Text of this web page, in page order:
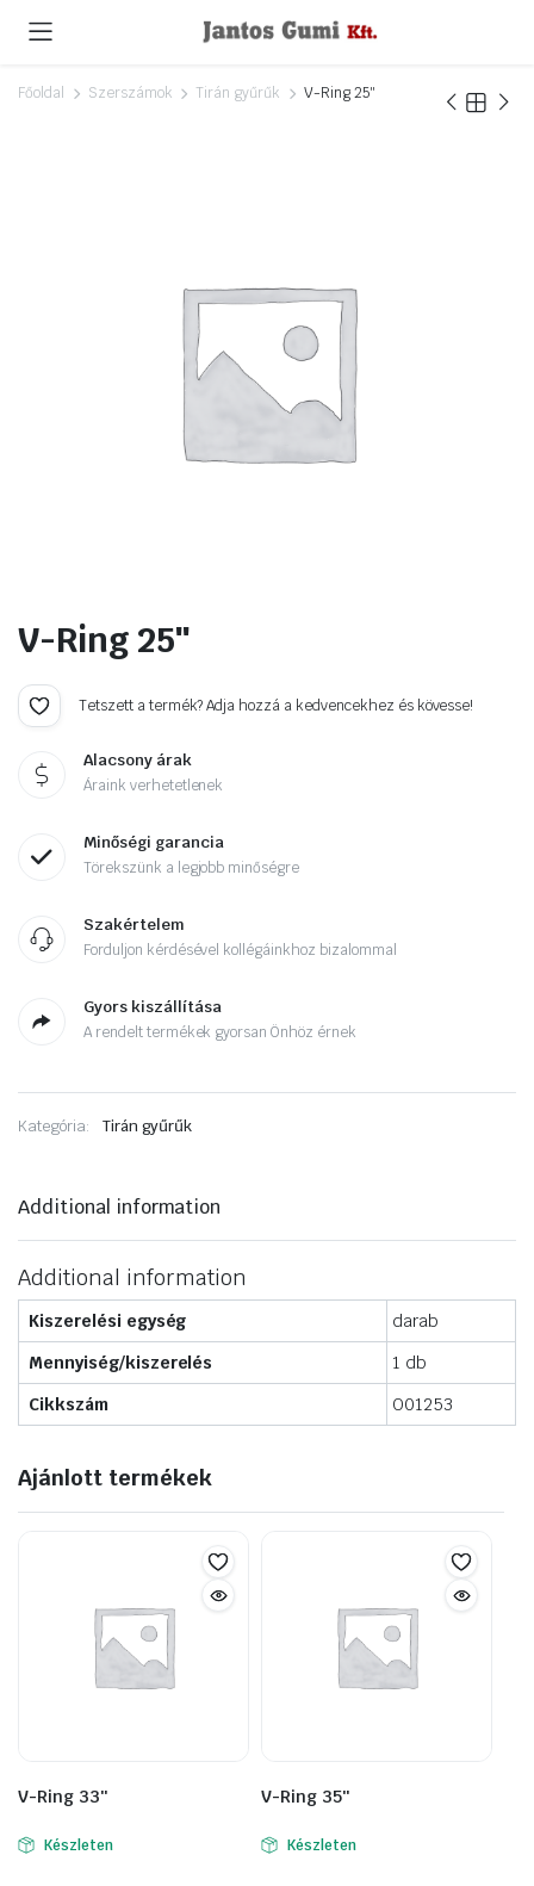
Főoldal Szerszámok Tirán gyűrűk V-Ring 25″
V-Ring 25″
Tetszett a termék? Adja hozzá a kedvencekhez és kövesse!
Alacsony árak
Áraink verhetetlenek
Minőségi garancia
Törekszünk a legjobb minőségre
Szakértelem
Forduljon kérdésével kollégáinkhoz bizalommal
Gyors kiszállítása
A rendelt termékek gyorsan Önhöz érnek
Kategória: Tirán gyűrűk
Additional information
Additional information
Kiszerelési egység
darab
Mennyiség/kiszerelés
1 db
Cikkszám
O01253
Ajánlott termékek
V-Ring 33″
Készleten
V-Ring 35″
Készleten